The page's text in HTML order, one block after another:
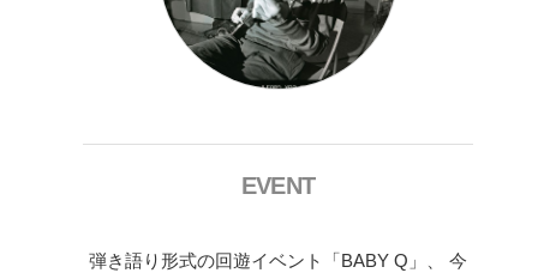
EVENT
弾き語り形式の回遊イベント「BABY Q」、 今